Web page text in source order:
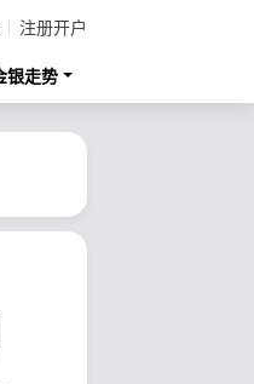
注册开户
银走势